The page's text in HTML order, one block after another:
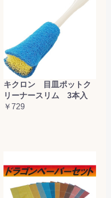
キクロン 目皿ポットク
リーナースリム 3本入
￥729